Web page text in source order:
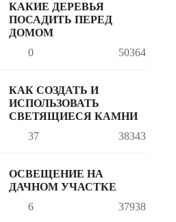
КАКИЕ ДЕРЕВЬЯ
ПОСАДИТЬ ПЕРЕД
ДОМОМ
0
50364
КАК СОЗДАТЬ И
ИСПОЛЬЗОВАТЬ
СВЕТЯЩИЕСЯ КАМНИ
37
38343
ОСВЕЩЕНИЕ НА
ДАЧНОМ УЧАСТКЕ
6
37938